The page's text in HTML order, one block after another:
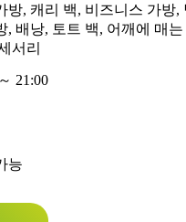
방, 캐리 백, 비즈니스 가방,
, 배낭, 토트 백, 어깨에 매
서리
21:00
능